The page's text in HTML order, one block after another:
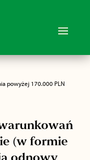
powyżej 170.000 PLN
(w formie